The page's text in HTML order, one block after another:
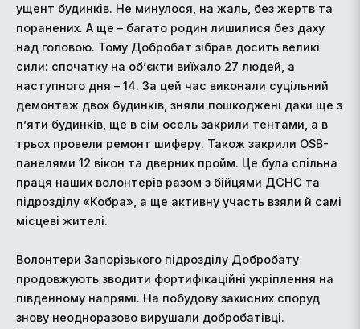
ущент будинків. Не минулося, на жаль, без жертв та
поранених. А ще – багато родин лишилися без даху
над головою. Тому Добробат зібрав досить великі
сили: спочатку на об’єкти виїхало 27 людей, а
наступного дня – 14. За цей час виконали суцільний
демонтаж двох будинків, зняли пошкоджені дахи ще з
п’яти будинків, ще в сім осель закрили тентами, а в
трьох провели ремонт шиферу. Також закрили OSB-
панелями 12 вікон та дверних пройм. Це була спільна
праця наших волонтерів разом з бійцями ДСНС та
підрозділу «Кобра», а ще активну участь взяли й самі
місцеві жителі.
Волонтери Запорізького підрозділу Добробату
продовжують зводити фортифікаційні укріплення на
південному напрямі. На побудову захисних споруд
знову неодноразово вирушали добробатівці.